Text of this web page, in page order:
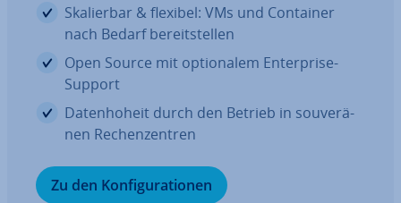
Ska­lier­bar & flexibel: VMs und Container
nach Bedarf be­reit­stel­len
Open Source mit op­tio­na­lem En­ter­pri­se-
Support
Da­ten­ho­heit durch den Betrieb in sou­ve­rä­
nen Re­chen­zen­tren
Zu den Kon­fi­gu­ra­tio­nen